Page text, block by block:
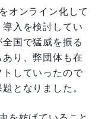
オンライン化して
入を検討してい
国で猛威を振る
り、弊団体も在
していったので
となりました。